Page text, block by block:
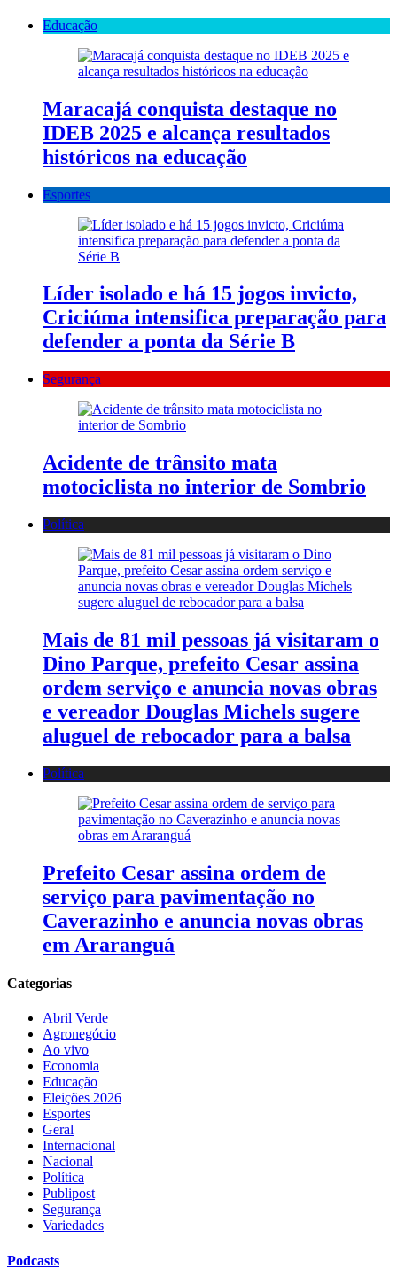
Educação
Maracajá conquista destaque no
IDEB 2025 e alcança resultados
históricos na educação
Esportes
Líder isolado e há 15 jogos invicto,
Criciúma intensifica preparação para
defender a ponta da Série B
Segurança
Acidente de trânsito mata
motociclista no interior de Sombrio
Política
Mais de 81 mil pessoas já visitaram o
Dino Parque, prefeito Cesar assina
ordem serviço e anuncia novas obras
e vereador Douglas Michels sugere
aluguel de rebocador para a balsa
Política
Prefeito Cesar assina ordem de
serviço para pavimentação no
Caverazinho e anuncia novas obras
em Araranguá
Categorias
Abril Verde
Agronegócio
Ao vivo
Economia
Educação
Eleições 2026
Esportes
Geral
Internacional
Nacional
Política
Publipost
Segurança
Variedades
Podcasts